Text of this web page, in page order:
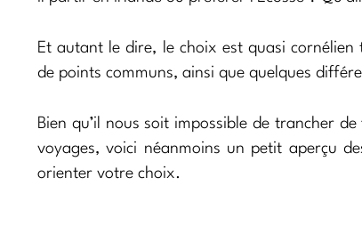
Et autant le dire, le choix est quasi
de points communs, ainsi que quelques
Bien qu’il nous soit impossible de trancher
voyages, voici néanmoins un petit aperçu
orienter votre choix.